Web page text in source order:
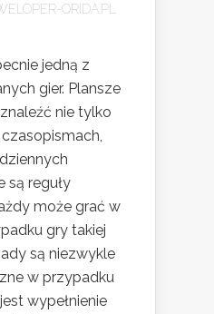
ORIDA.PL
jedną z
gier. Plansze
nie tylko
są reguły
może grać w
gry takiej
są niezwykle
w przypadku
wypełnienie